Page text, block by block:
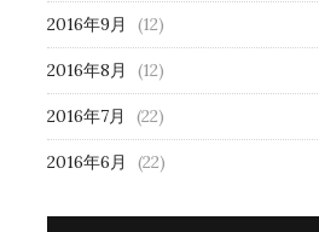
2016年9月 (12)
2016年8月 (12)
2016年7月 (22)
2016年6月 (22)